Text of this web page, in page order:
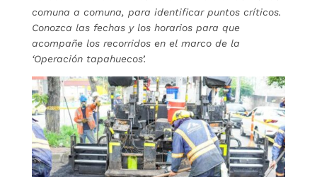
comuna a comuna, para identificar puntos críticos.
Conozca las fechas y los horarios para que
acompañe los recorridos en el marco de la
‘Operación tapahuecos’.